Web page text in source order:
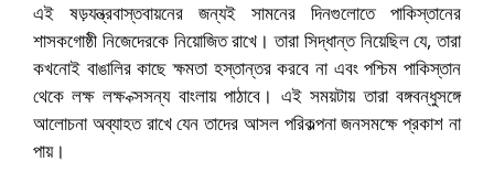
এই ষড়যন্ত্রবাস্তবায়নের জন্যই সামনের দিনগুলোতে পাকিস্তানের
শাসকগোষ্ঠী নিজেদেরকে নিয়োজিত রাখে। তারা সিদ্ধান্ত নিয়েছিল যে, তারা
কখনোই বাঙালির কাছে ক্ষমতা হস্তান্তর করবে না এবং পশ্চিম পাকিস্তান
থেকে লক্ষ লক্ষ ক্সসন্য বাংলায় পাঠাবে। এই সময়টায় তারা বঙ্গবন্ধুসঙ্গে
আলোচনা অব্যাহত রাখে যেন তাদের আসল পরিকল্পনা জনসমক্ষে প্রকাশ না
পায়।